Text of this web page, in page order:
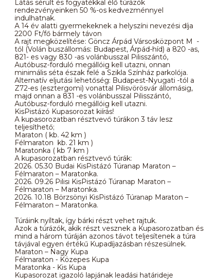
Látás sérült és fogyatékkal élő túrázók
rendezvényeinken 50 %-os kedvezménnyel
indulhatnak.
A 14 év alatti gyermekeknek a helyszíni nevezési díja
2200 Ft/fő bármely távon
A rajt megközelítése: Göncz Árpád Vársosközpont M -
től (Volán buszállomás: Budapest, Árpád-híd) a 820 -as,
821- es vagy 830 -as volánbusszal Pilisszántó,
Autóbusz-forduló megállóig kell utazni, onnan
minimális séta észak felé a Szikla Színház parkolója.
Alternatív eljutási lehetőség: Budapest-Nyugati -tól a
Z72-es (esztergomi) vonattal Pilisvörösvár állomásig,
majd onnan a 831 -es volánbusszal Pilisszántó,
Autóbusz-forduló megállóig kell utazni.
KisPistázó Kupasorozat kiírás!
A kupasorozatban résztvevő túrákon 3 táv lesz
teljesíthető;
Maraton ( kb. 42 km )
Félmaraton kb. 21 km )
Maratonka ( kb 7 km )
A kupasorozatban résztvevő túrák:
2026. 05.30 Budai KisPistázó Túranap Maraton –
Félmaraton – Maratonka.
2026. 09.26 Pilisi KisPistázó Túranap Maraton –
Félmaraton – Maratonka.
2026. 10.18 Börzsönyi KisPistázó Túranap Maraton –
Félmaraton – Maratonka.
Túráink nyíltak, így bárki részt vehet rajtuk.
Azok a túrázók, akik részt vesznek a Kupasorozatban és
mind a három túráján azonos távot teljesítenek a túra
távjával egyen értékű Kupadíjazásban részesülnek.
Maraton – Nagy Kupa
Félmaraton - Közepes Kupa
Maratonka - Kis Kupa
Kupasorozat igazoló lapjának leadási határideje